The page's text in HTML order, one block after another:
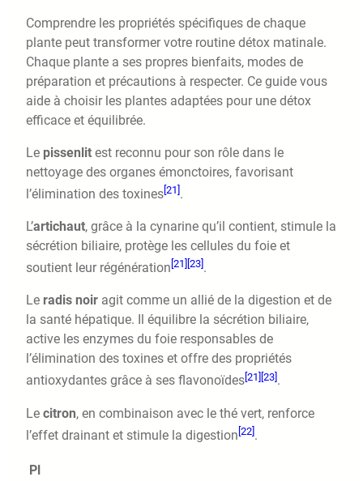
Comprendre les propriétés spécifiques de chaque
plante peut transformer votre routine détox matinale.
Chaque plante a ses propres bienfaits, modes de
préparation et précautions à respecter. Ce guide vous
aide à choisir les plantes adaptées pour une détox
efficace et équilibrée.
Le pissenlit est reconnu pour son rôle dans le
nettoyage des organes émonctoires, favorisant
l’élimination des toxines[21].
L’artichaut, grâce à la cynarine qu’il contient, stimule la
sécrétion biliaire, protège les cellules du foie et
soutient leur régénération [21] [23] .
Le radis noir agit comme un allié de la digestion et de
la santé hépatique. Il équilibre la sécrétion biliaire,
active les enzymes du foie responsables de
l’élimination des toxines et offre des propriétés
antioxydantes grâce à ses flavonoïdes[21] [23].
Le citron, en combinaison avec le thé vert, renforce
l’effet drainant et stimule la digestion [22].
Pl